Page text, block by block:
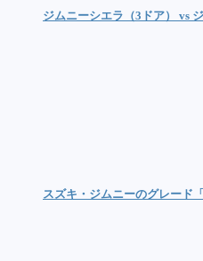
ジムニーシエラ（3ドア） vs
スズキ・ジムニーのグレード